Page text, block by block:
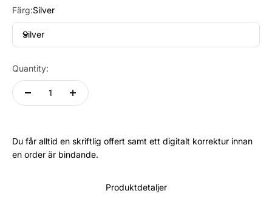
Färg:Silver
Silver
Quantity:
Du får alltid en skriftlig offert samt ett digitalt korrektur innan
en order är bindande.
Produktdetaljer